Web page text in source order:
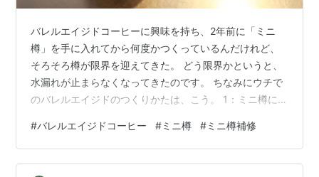
バレルエイジドコーヒーに興味を持ち、2年前に「ミニ
樽」を手に入れてから何度かつくっているんだけれど、
そろそろ樽が限界を迎えてきた。 どう限界かというと、
水漏れが止まらなくなってきたのです。 ちなみにウチで
のバレルエイジドのつくりかたは、こう。 1：ミニ樽に水
吸わせる（一定期間）3：お酒を取り出し、コーヒー生豆
を入れて香りをつける（一定期間）4：焙煎して飲む こ
の行程のうち、3で樽の水分（お酒）が抜けて、カラッカ
#バレルエイジドコーヒー #ミニ樽 #ミニ樽補修